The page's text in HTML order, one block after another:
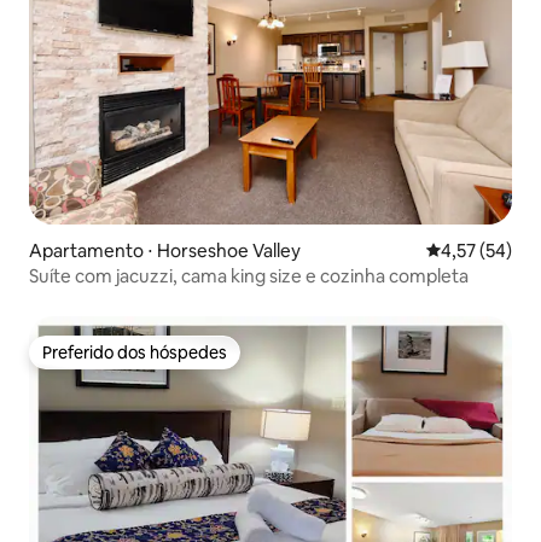
Apartamento ⋅ Horseshoe Valley 4,57 de uma
4,57 (54)
Suíte com jacuzzi, cama king size e cozinha completa
Preferido dos hóspedes
Preferido dos hóspedes